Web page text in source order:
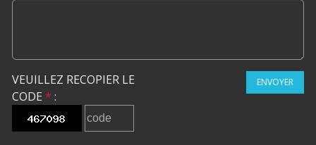
VEUILLEZ RECOPIER LE
CODE * :
ENVOYER